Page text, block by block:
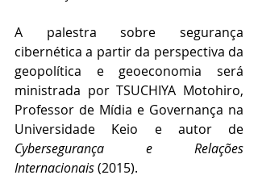
A palestra sobre segurança
cibernética a partir da perspectiva da
geopolítica e geoeconomia será
ministrada por TSUCHIYA Motohiro,
Professor de Mídia e Governança na
Cybersegurança e Relações
Internacionais (2015).